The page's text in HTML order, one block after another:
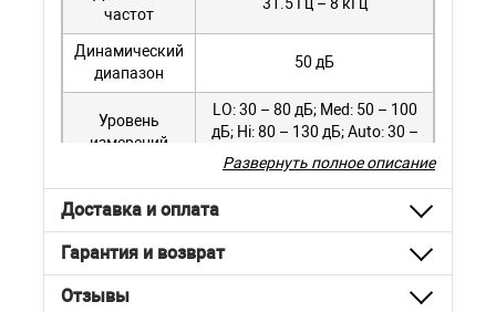
частот
31.5 Гц – 8 кГц
Динамический
диапазон
50 дБ
Уровень
измерений
LO: 30 – 80 дБ; Med: 50 – 100
дБ; Hi: 80 – 130 дБ; Auto: 30 –
Время
измерения
Быстрое (125 мс), медленное
Микрофон
Развернуть полное описание
Доставка и оплата
Гарантия и возврат
Отзывы